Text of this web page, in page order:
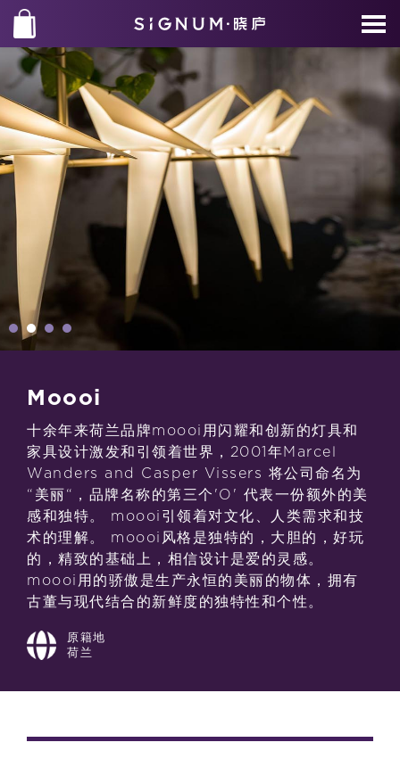
Moooi
十余年来荷兰品牌moooi用闪耀和创新的灯具和
家具设计激发和引领着世界，2001年Marcel
Wanders and Casper Vissers 将公司命名为
“美丽“，品牌名称的第三个'O' 代表一份额外的美
感和独特。 moooi引领着对文化、人类需求和技
术的理解。 moooi风格是独特的，大胆的，好玩
的，精致的基础上，相信设计是爱的灵感。
moooi用的骄傲是生产永恒的美丽的物体，拥有
古董与现代结合的新鲜度的独特性和个性。
原籍地
荷兰